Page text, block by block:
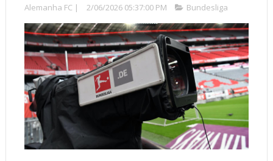
Alemanha FC | 2/06/2026 05:37:00 PM Bundesliga